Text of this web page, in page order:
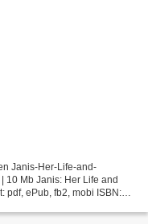
Janis-Her-Life-and-
10 Mb Janis: Her Life and
pdf, ePub, fb2, mobi ISBN: